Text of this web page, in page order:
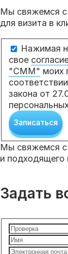
Мы свяжемся с
для визита в
Нажимая
свое
"СММ" моих
закона от
Записаться
Мы свяжемся с
и подходящего
Задать